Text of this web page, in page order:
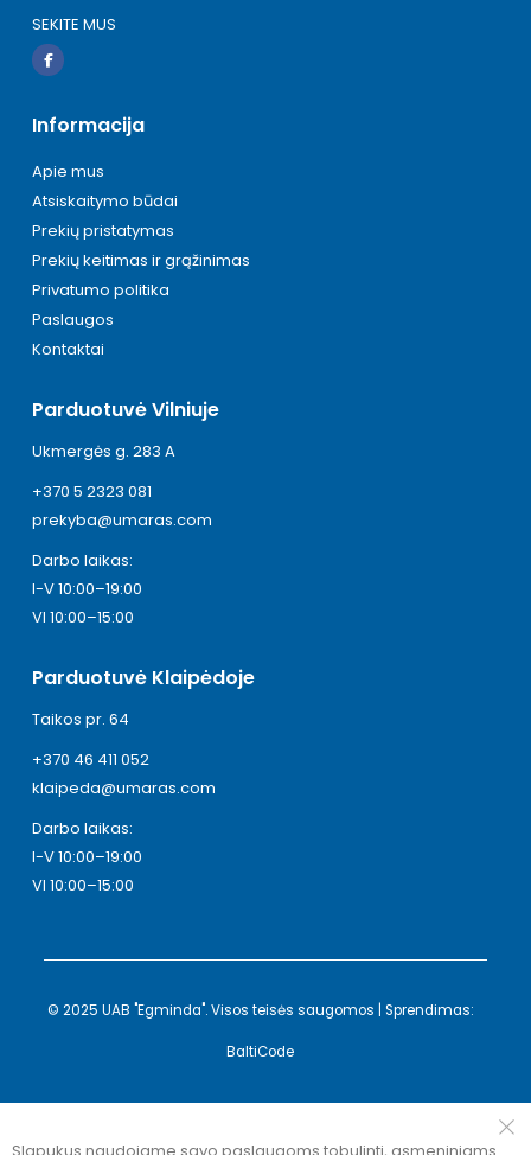
SEKITE MUS
Informacija
Apie mus
Atsiskaitymo būdai
Prekių pristatymas
Prekių keitimas ir grąžinimas
Privatumo politika
Paslaugos
Kontaktai
Parduotuvė Vilniuje
Ukmergės g. 283 A
+370 5 2323 081
prekyba@umaras.com
Darbo laikas:
I-V 10:00–19:00
VI 10:00–15:00
Parduotuvė Klaipėdoje
Taikos pr. 64
+370 46 411 052
klaipeda@umaras.com
Darbo laikas:
I-V 10:00–19:00
VI 10:00–15:00
© 2025 UAB "Egminda". Visos teisės saugomos | Sprendimas:
BaltiCode